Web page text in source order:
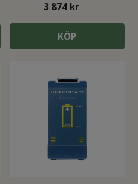
3 874 kr
KÖP